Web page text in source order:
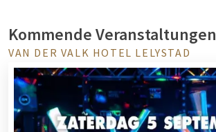
Kommende Veranstaltungen
VAN DER VALK HOTEL LELYSTAD